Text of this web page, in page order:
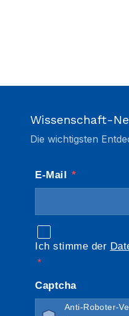
Wissenschaft-
Die wichtigsten